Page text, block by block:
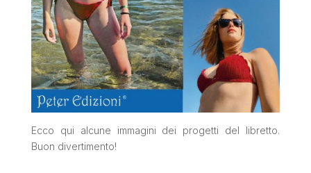
Ecco qui alcune immagini dei progetti del libretto.
Buon divertimento!